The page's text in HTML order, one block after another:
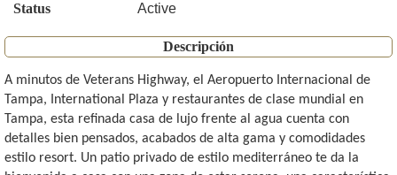
Status Active
Descripción
A minutos de Veterans Highway, el Aeropuerto Internacional de
Tampa, International Plaza y restaurantes de clase mundial en
Tampa, esta refinada casa de lujo frente al agua cuenta con
detalles bien pensados, acabados de alta gama y comodidades
estilo resort. Un patio privado de estilo mediterráneo te da la